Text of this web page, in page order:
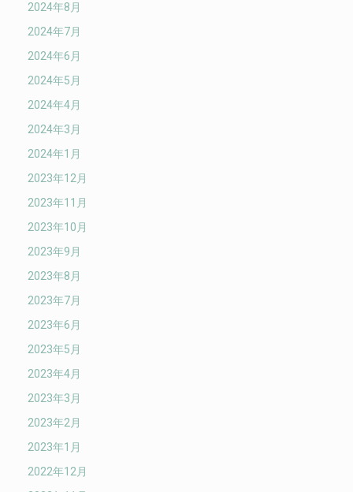
2024年8月
2024年7月
2024年6月
2024年5月
2024年4月
2024年3月
2024年1月
2023年12月
2023年11月
2023年10月
2023年9月
2023年8月
2023年7月
2023年6月
2023年5月
2023年4月
2023年3月
2023年2月
2023年1月
2022年12月